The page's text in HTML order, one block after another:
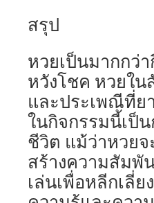
สรุป
หวยเป็นมากกว่
หวังโชค หวยใ
และประเพณีที่ย
ในกิจกรรมนี้เป็
ชีวิต แม้ว่าหวย
สร้างความสัม
เล่นเพื่อหลีกเลี่